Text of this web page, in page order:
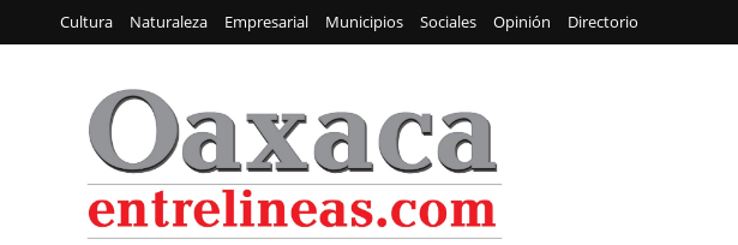
Cultura Naturaleza Empresarial Municipios Sociales Opinión Directorio